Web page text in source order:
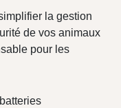
la gestion
de vos animaux
pour les